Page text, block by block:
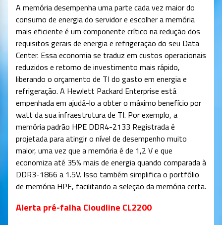
A memória desempenha uma parte cada vez maior do
consumo de energia do servidor e escolher a memória
mais eficiente é um componente crítico na redução dos
requisitos gerais de energia e refrigeração do seu Data
Center. Essa economia se traduz em custos operacionais
reduzidos e retorno de investimento mais rápido,
liberando o orçamento de TI do gasto em energia e
refrigeração. A Hewlett Packard Enterprise está
empenhada em ajudá-lo a obter o máximo benefício por
watt da sua infraestrutura de TI. Por exemplo, a
memória padrão HPE DDR4-2133 Registrada é
projetada para atingir o nível de desempenho muito
maior, uma vez que a memória é de 1,2 V e que
economiza até 35% mais de energia quando comparada à
DDR3-1866 a 1.5V. Isso também simplifica o portfólio
de memória HPE, facilitando a seleção da memória certa.
Alerta pré-falha Cloudline CL2200